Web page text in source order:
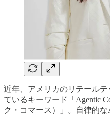
近年、アメリカのリテール
ているキーワード「Agentic
ク・コマース）」。自律的